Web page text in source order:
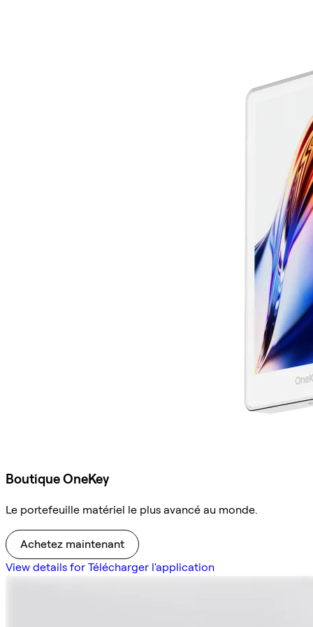
Boutique OneKey
Le portefeuille matériel le plus avancé au monde.
Achetez maintenant
View details for Télécharger l'application